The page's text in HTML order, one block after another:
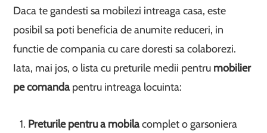
Daca te gandesti sa mobilezi intreaga casa, este
posibil sa poti beneficia de anumite reduceri, in
functie de compania cu care doresti sa colaborezi.
Iata, mai jos, o lista cu preturile medii pentru mobilier
pe comandapentru intreaga locuinta:
Preturile pentru a mobilacomplet o garsoniera